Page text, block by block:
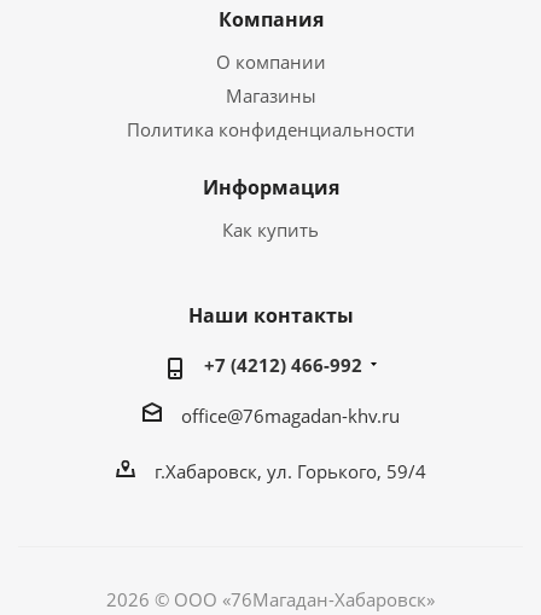
Компания
О компании
Магазины
Политика конфиденциальности
Информация
Как купить
Наши контакты
+7 (4212) 466-992
office@76magadan-khv.ru
г.Хабаровск, ул. Горького, 59/4
2026 © ООО «76Магадан-Хабаровск»